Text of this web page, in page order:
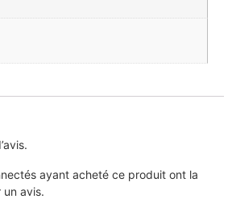
ayant acheté ce produit ont la
un avis.